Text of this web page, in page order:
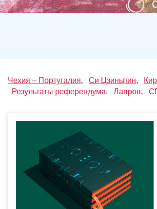
Чехия – Португалия, Си Цзиньпин,
Результаты референдума, Лавров,